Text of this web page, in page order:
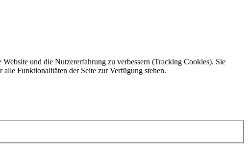
und die Nutzererfahrung zu verbessern (Tracking Cookies). Sie
Funktionalitäten der Seite zur Verfügung stehen.